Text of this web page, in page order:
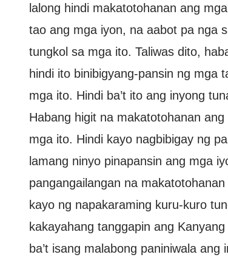
lalong hindi makatotohanan ang
tao ang mga iyon, na aabot pa nga
tungkol sa mga ito. Taliwas dito,
hindi ito binibigyang-pansin ng mga
mga ito. Hindi ba’t ito ang inyong
Habang higit na makatotohanan
mga ito. Hindi kayo nagbibigay ng
lamang ninyo pinapansin ang mga
pangangailangan na
kayo ng napakaraming kuru-kuro
kakayahang tanggapin ang
ba’t isang malabong paniniwala